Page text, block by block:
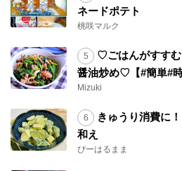
ネードポテト
桃咲マルク
♡ごはんがすす
醤油炒め♡【#簡単#時
Mizuki
きゅうり消費に
和え
ぴーはるまま